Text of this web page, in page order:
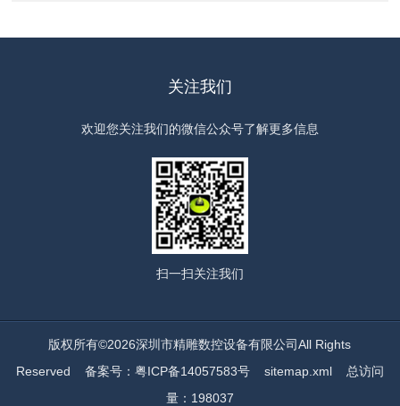
关注我们
欢迎您关注我们的微信公众号了解更多信息
扫一扫关注我们
版权所有©2026深圳市精雕数控设备有限公司All Rights
Reserved 备案号：粤ICP备14057583号 sitemap.xml总访问
量：198037